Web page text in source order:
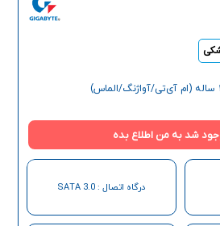
شد به من اطلاع بده
درگاه اتصال : SATA 3.0